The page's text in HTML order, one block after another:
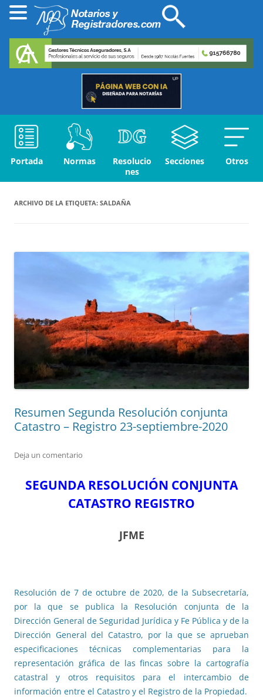
Portada Normas
Resolucio
nes
Secciones Otros
ARCHIVO DE LA ETIQUETA: SALDAÑA
Resumen Segunda Resolución conjunta
Catastro – Registro 23-septiembre-2020
Deja un comentario
SEGUNDA RESOLUCIÓN CONJUNTA
CATASTRO REGISTRO
JFME
Resolución de 7 de octubre de 2020, de la Subsecretaría,
por la que se publica la Resolución conjunta de la
Dirección General de Seguridad Jurídica y Fe Pública y de la
Dirección General del Catastro, por la que se aprueban
especificaciones técnicas complementarias para la
representación gráfica de las fincas sobre la cartografía
catastral y otros requisitos para el intercambio de
información entre el Catastro y el Registro de la Propiedad.